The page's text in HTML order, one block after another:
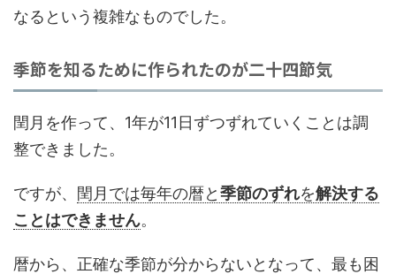
なるという複雑なものでした。
季節を知るために作られたのが二十四節気
閏月を作って、1年が11日ずつずれていくことは調
整できました。
ですが、 閏月では毎年の暦と季節のずれを解決する
ことはできません。
暦から、正確な季節が分からないとなって、最も困